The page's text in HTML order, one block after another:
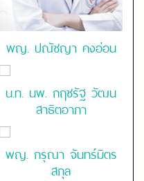
พญ. ปณัชญา คงอ่อน
น.ท. นพ. กฤชรัฐ วัฒน
สาธิตอาภา
พญ. กรุณา จันทร์มิตร
สกุล